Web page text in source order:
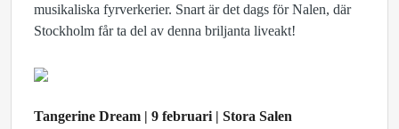
musikaliska fyrverkerier. Snart är det dags för Nalen, där
Stockholm får ta del av denna briljanta liveakt!
Tangerine Dream | 9 februari | Stora Salen